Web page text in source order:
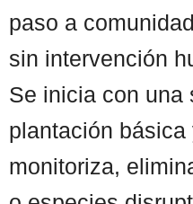
paso a
sin intervención
Se inicia con una
plantación básica
monitoriza,